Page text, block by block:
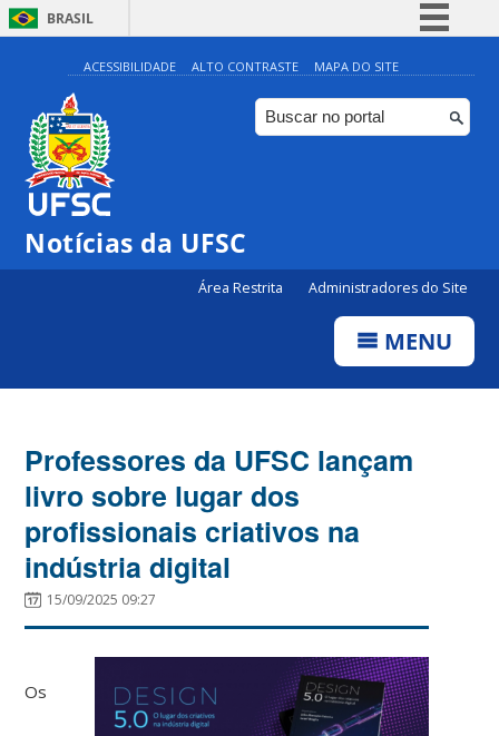
BRASIL
Simplifique!
Comunica BR
Participe
ACESSIBILIDADE ALTO CONTRASTE MAPA DO SITE
Notícias da UFSC
Área Restrita Administradores do Site
MENU
Professores da UFSC lançam
livro sobre lugar dos
profissionais criativos na
indústria digital
15/09/2025 09:27
Os